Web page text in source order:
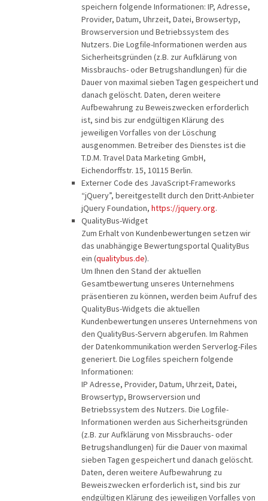
SUCHEN & BUCHEN
Reisekategorie
Deutschland erleben
Die Welt entdecken
Entspannen & Wohlfühlen
Erlebnisreise
Eröffnungs- & Abschlussreisen
Flusskreuzfahrt
Genussreise
Herbstreise
Hochseekreuzfahrt
Leserreisen
PREMIUM-Bus
Schiffsreisen
Silvesterreisen
Städte, Kultur & Events
Tagesfahrten
Vorteilsreisen
Wanderreise
Weihnachts- & Festtagsreisen
Weihnachtsmärkte
Winter- & Frühjahrsreisen
Deutschland
Großbritannien & Irland
Mittelmeer & Fernreisen
Nördliche Länder
Portugal XXX
Österreich & Schweiz
Östliche Länder
Hauptsache weg
Hauptsache weg
8 Tage und mehr
speichern folgende Informationen: IP, Adresse,
Provider, Datum, Uhrzeit, Datei, Browsertyp,
Browserversion und Betriebssystem des
Nutzers. Die Logfile-Informationen werden aus
Sicherheitsgründen (z.B. zur Aufklärung von
Missbrauchs- oder Betrugshandlungen) für die
Dauer von maximal sieben Tagen gespeichert und
danach gelöscht. Daten, deren weitere
Aufbewahrung zu Beweiszwecken erforderlich
ist, sind bis zur endgültigen Klärung des
jeweiligen Vorfalles von der Löschung
ausgenommen. Betreiber des Dienstes ist die
T.D.M. Travel Data Marketing GmbH,
Eichendorffstr. 15, 10115 Berlin.
Externer Code des JavaScript-Frameworks
“jQuery”, bereitgestellt durch den Dritt-Anbieter
jQuery Foundation, https://jquery.org.
QualityBus-Widget
Zum Erhalt von Kundenbewertungen setzen wir
das unabhängige Bewertungsportal QualityBus
ein (qualitybus.de).
Um Ihnen den Stand der aktuellen
Gesamtbewertung unseres Unternehmens
präsentieren zu können, werden beim Aufruf des
QualityBus-Widgets die aktuellen
Kundenbewertungen unseres Unternehmens von
den QualityBus-Servern abgerufen. Im Rahmen
der Datenkommunikation werden Serverlog-Files
generiert. Die Logfiles speichern folgende
Informationen:
IP Adresse, Provider, Datum, Uhrzeit, Datei,
Browsertyp, Browserversion und
Betriebssystem des Nutzers. Die Logfile-
Informationen werden aus Sicherheitsgründen
(z.B. zur Aufklärung von Missbrauchs- oder
Betrugshandlungen) für die Dauer von maximal
sieben Tagen gespeichert und danach gelöscht.
Daten, deren weitere Aufbewahrung zu
Beweiszwecken erforderlich ist, sind bis zur
endgültigen Klärung des jeweiligen Vorfalles von